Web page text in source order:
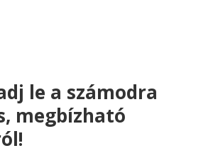
le a számodra
megbízható